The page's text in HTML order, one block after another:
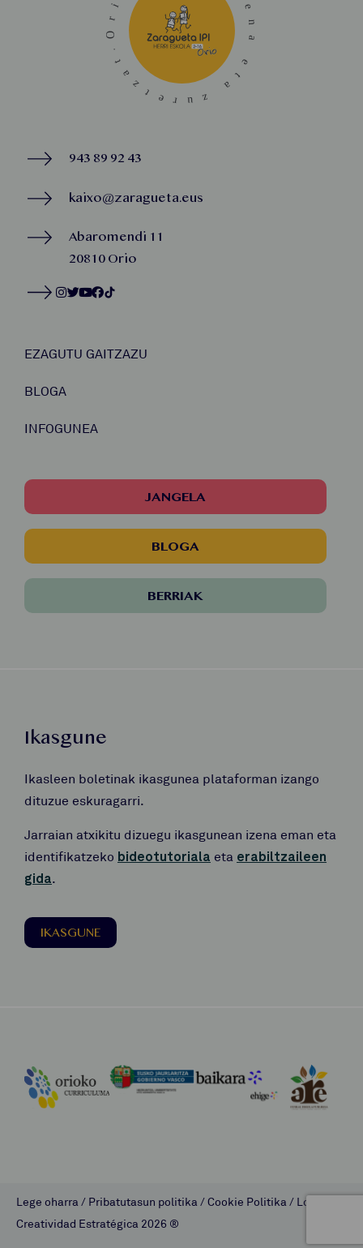
943 89 92 43
kaixo@zaragueta.eus
Abaromendi 11
20810 Orio
EZAGUTU GAITZAZU
BLOGA
INFOGUNEA
JANGELA
BLOGA
BERRIAK
Ikasgune
Ikasleen boletinak ikasgunea plataforman izango
dituzue eskuragarri.
Jarraian atxikitu dizuegu ikasgunean izena eman eta
identifikatzeko bideotutoriala eta erabiltzaileen
gida.
IKASGUNE
Lege oharra/ Pribatutasun politika/Cookie Politika/ Lombok
Creatividad Estratégica 2026 ®